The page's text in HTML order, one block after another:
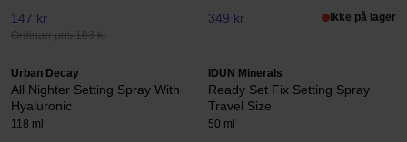
147 kr
Ordinær pris 163 kr
349 kr Ikke på lager
Urban Decay
All Nighter Setting Spray With
Hyaluronic
118 ml
IDUN Minerals
Ready Set Fix Setting Spray
Travel Size
50 ml